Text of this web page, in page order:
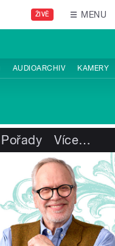
ŽIVĚ MENU
AUDIOARCHIV KAMERY
Pořady Více…